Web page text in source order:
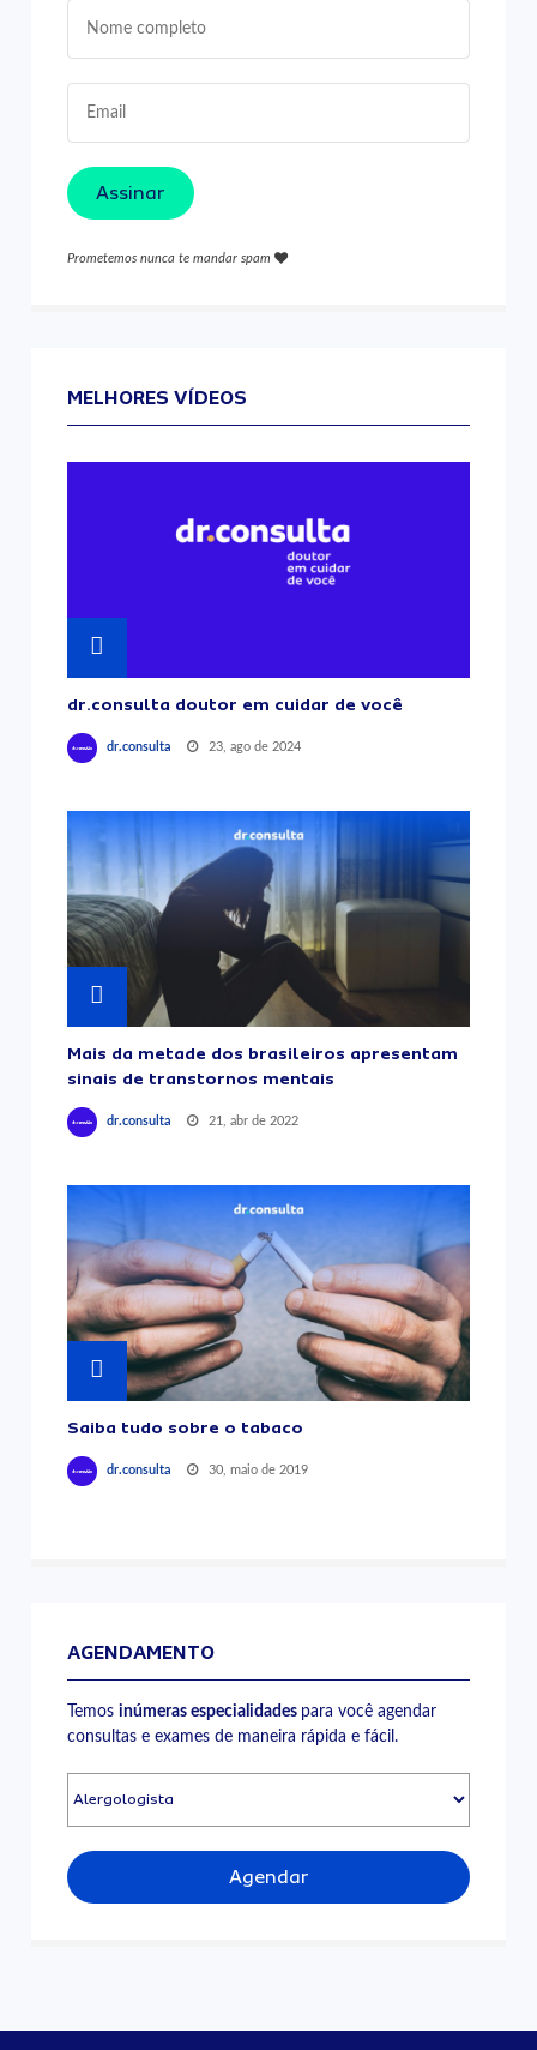
Assinar
Prometemos nunca te mandar spam
MELHORES VÍDEOS
dr.consulta doutor em cuidar de você
dr.consulta 23, ago de 2024
Mais da metade dos brasileiros apresentam
sinais de transtornos mentais
dr.consulta 21, abr de 2022
Saiba tudo sobre o tabaco
dr.consulta 30, maio de 2019
AGENDAMENTO
Temosinúmeras especialidades para você agendar
consultas e exames de maneira rápida e fácil.
Agendar